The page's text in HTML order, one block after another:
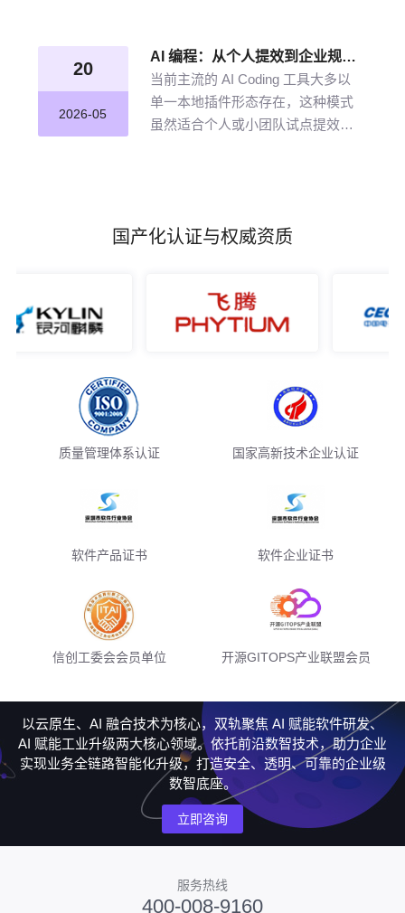
推理能力，打造企业级智能决策新
引擎，赋能企业沉淀高质量的知识
并应用。
20
2026-05
AI 编程：从个人提效到企业规模化落地的破局之道
当前主流的 AI Coding 工具大多以
单一本地插件形态存在，这种模式
虽然适合个人或小团队试点提效，
国产化认证与权威资质
质量管理体系认证 国家高新技术企业认证
软件产品证书 软件企业证书
信创工委会会员单位 开源GITOPS产业联盟会员
以云原生、AI 融合技术为核心，双轨聚焦 AI 赋能软件研发、
AI 赋能工业升级两大核心领域。依托前沿数智技术，助力企业
实现业务全链路智能化升级，打造安全、透明、可靠的企业级
数智底座。
立即咨询
服务热线
400-008-9160